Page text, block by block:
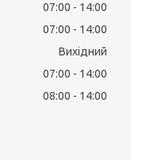
07:00
14:00
07:00
14:00
Вихідний
07:00
14:00
08:00 14:00